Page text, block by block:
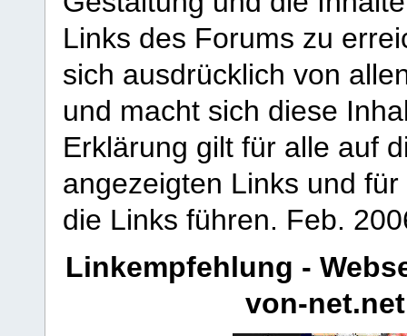
Links des Forums zu
sich ausdrücklich von
und macht sich diese
Erklärung gilt für alle auf
angezeigten Links und
die Links führen. Feb.
Linkempfehlung -
von-net.net